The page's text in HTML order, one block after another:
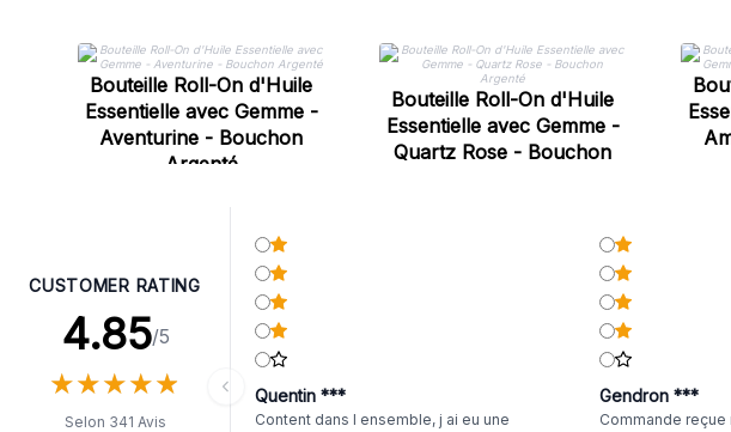
Bouteille Roll-On d'Huile
Essentielle avec Gemme -
Aventurine - Bouchon
Argenté
Bouteille Roll-On d'Huile
Essentielle avec Gemme -
Quartz Rose - Bouchon
CUSTOMER RATING
4.85/5
★★★★★
★★★★★
Selon 341 Avis
Quentin ***
Content dans l ensemble, j ai eu une
Gendron ***
Commande